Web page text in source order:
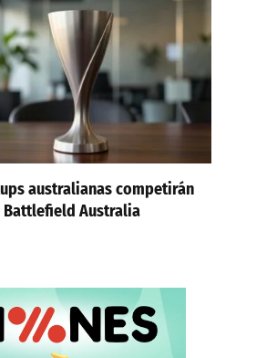
australianas competirán
Battlefield Australia